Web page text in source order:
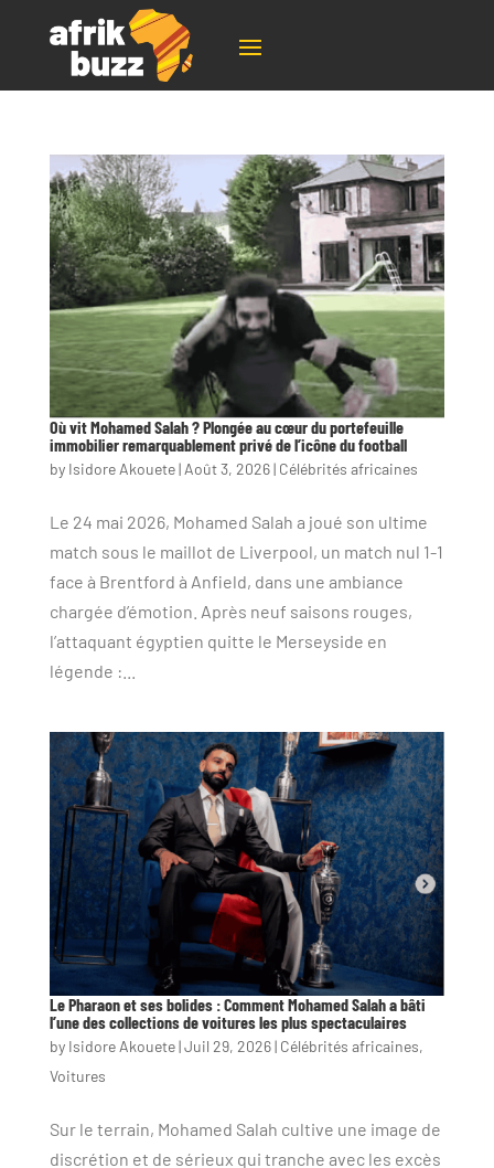
Où vit Mohamed Salah ? Plongée au cœur du portefeuille
immobilier remarquablement privé de l’icône du football
by Isidore Akouete| Août 3, 2026| Célébrités africaines
Le 24 mai 2026, Mohamed Salah a joué son ultime
match sous le maillot de Liverpool, un match nul 1-1
face à Brentford à Anfield, dans une ambiance
chargée d’émotion. Après neuf saisons rouges,
l’attaquant égyptien quitte le Merseyside en
légende :...
Le Pharaon et ses bolides : Comment Mohamed Salah a bâti
l’une des collections de voitures les plus spectaculaires
by Isidore Akouete|Juil 29, 2026| Célébrités africaines,
Voitures
Sur le terrain, Mohamed Salah cultive une image de
discrétion et de sérieux qui tranche avec les excès